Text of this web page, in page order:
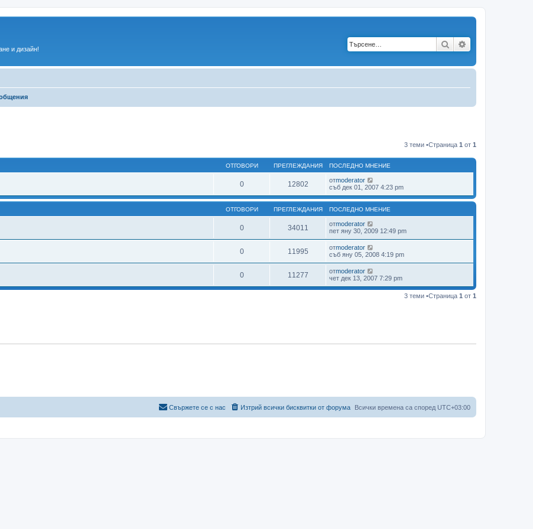
и дизайн! Търсене
3 теми •Страница 1 от 1
ОТГОВОРИ ПРЕГЛЕЖДАНИЯ ПОСЛЕДНО МНЕНИЕ
0 12802 отmoderator
съб дек 01, 2007 4:23 pm
ОТГОВОРИ ПРЕГЛЕЖДАНИЯ ПОСЛЕДНО МНЕНИЕ
0 34011 отmoderator
пет яну 30, 2009 12:49 pm
0 11995 отmoderator
съб яну 05, 2008 4:19 pm
0 11277 отmoderator
чет дек 13, 2007 7:29 pm
3 теми •Страница 1 от 1
Всички времена са според UTC+03:00
Изтрий всички бисквитки от форума
Свържете се с нас